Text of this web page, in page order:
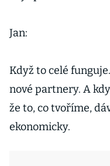
Jan:
Když to celé
nové partnery. A
že to, co tvoříme,
ekonomicky.